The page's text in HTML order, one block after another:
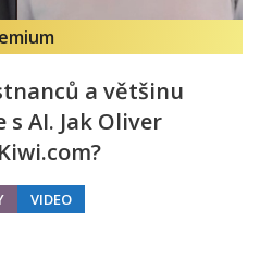
a většinu
AI. Jak Oliver
VIDEO